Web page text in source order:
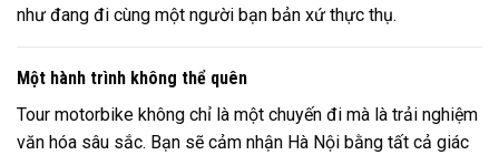
như đang đi cùng một người bạn bản xứ thực thụ.
Một hành trình không thể quên
Tour motorbike không chỉ là một chuyến đi mà là trải nghiệm
văn hóa sâu sắc. Bạn sẽ cảm nhận Hà Nội bằng tất cả giác